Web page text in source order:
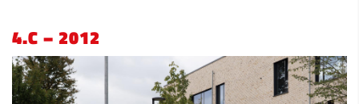
4.C – 2012